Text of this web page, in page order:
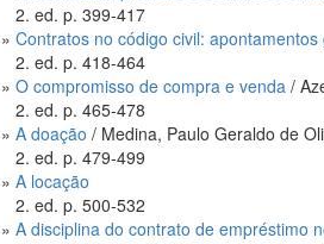
2. ed. p. 399-417
»Contratos no código civil: apontamentos
2. ed. p. 418-464
»O compromisso de compra e venda /
2. ed. p. 465-478
»A doação / Medina, Paulo Geraldo de
2. ed. p. 479-499
»A locação
2. ed. p. 500-532
»A disciplina do contrato de empréstimo